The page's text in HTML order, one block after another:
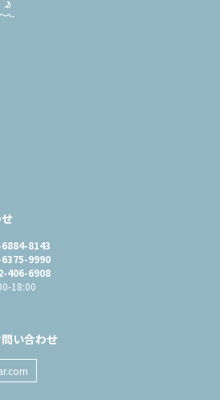
8143
9990
406-6908
18:00
い合わせ